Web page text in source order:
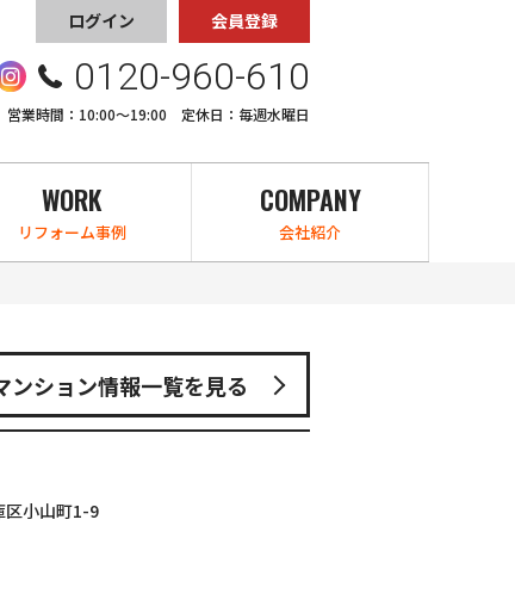
ログイン 会員登録
0120-960-610
営業時間：10:00〜19:00 定休日：毎週水曜日
WORK
リフォーム事例
COMPANY
会社紹介
ンション情報一覧を見る
区小山町1-9